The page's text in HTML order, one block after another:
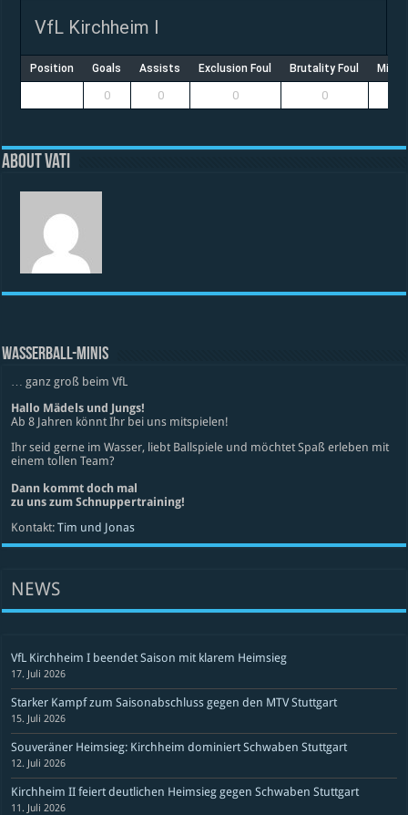
VfL Kirchheim I
Position Goals Assists Exclusion Foul Brutality Foul
0 0 0 0
About vati
WASSERBALL-MINIS
… ganz groß beim VfL
Hallo Mädels und Jungs!
Ab 8 Jahren könnt Ihr bei uns mitspielen!
Ihr seid gerne im Wasser, liebt Ballspiele und möchtet Spaß erleben mit
einem tollen Team?
Dann kommt doch mal
zu uns zum Schnuppertraining!
Kontakt:Tim und Jonas
NEWS
VfL Kirchheim I beendet Saison mit klarem Heimsieg
17. Juli 2026
Starker Kampf zum Saisonabschluss gegen den MTV Stuttgart
15. Juli 2026
Souveräner Heimsieg: Kirchheim dominiert Schwaben Stuttgart
12. Juli 2026
Kirchheim II feiert deutlichen Heimsieg gegen Schwaben Stuttgart
11. Juli 2026